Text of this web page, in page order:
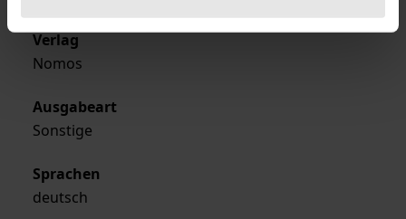
Verlag
Nomos
Ausgabeart
Sonstige
Sprachen
deutsch